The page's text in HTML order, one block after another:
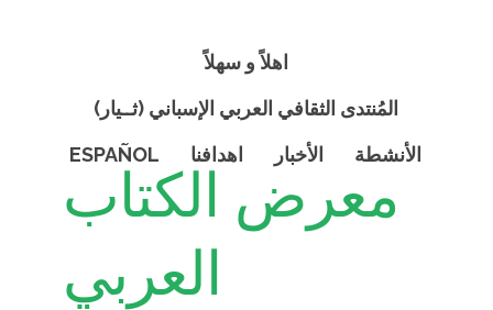
اهلاً و سهلاً
المُنتدى الثقافي العربي الإسباني (ثــيار)
الأنشطة
الأخبار اهدافنا ESPAÑOL
معرض الكتاب
العربي